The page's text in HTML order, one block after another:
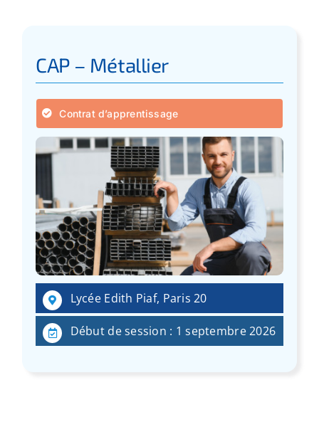
CAP – Métallier
Contrat d’apprentissage
Lycée Edith Piaf, Paris 20
Début de session : 1 septembre 2026